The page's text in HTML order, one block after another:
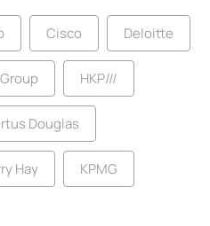
Cisco Deloitte
HKP///
Douglas
Hay KPMG